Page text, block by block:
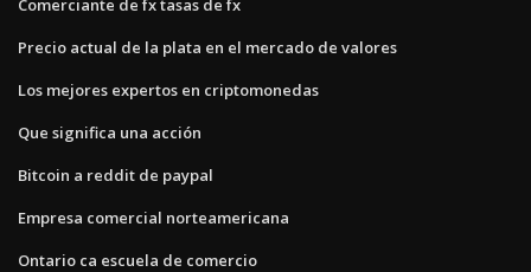
Comerciante de fx tasas de fx
Precio actual de la plata en el mercado de valores
Los mejores expertos en criptomonedas
Que significa una acción
Bitcoin a reddit de paypal
Empresa comercial norteamericana
Ontario ca escuela de comercio